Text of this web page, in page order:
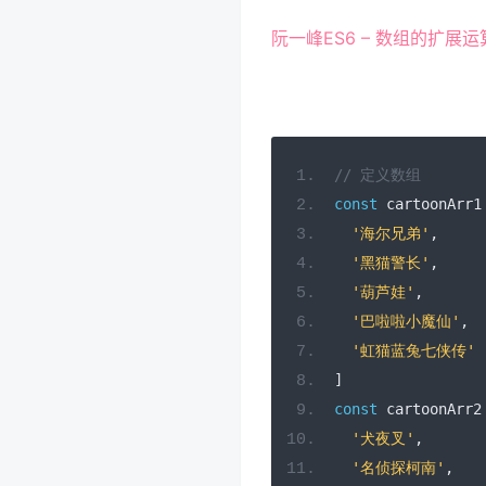
阮一峰ES6 – 数组的扩展运
// 定义数组
const cartoonArr1
'海尔兄弟' ,
'黑猫警长' ,
'葫芦娃' ,
'巴啦啦小魔仙' ,
'虹猫蓝兔七侠传'
]
const cartoonArr2
'犬夜叉' ,
'名侦探柯南' ,